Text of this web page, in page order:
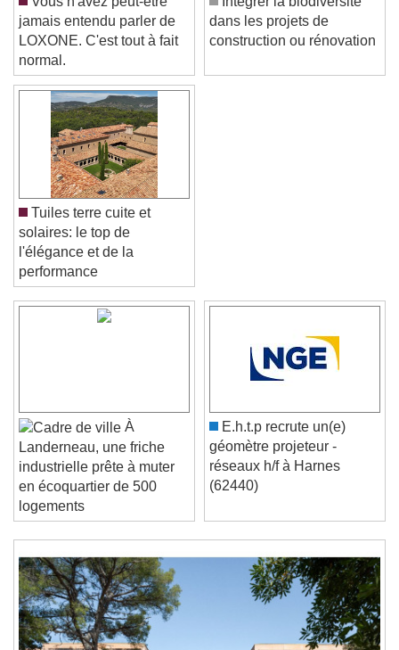
Unmute
Current Time
/
Duration-:-
Loaded :0%
Stream Type
Seek to live, currently behind liveLIVE
Remaining Time-0:00
1x
Playback Rate
Chapters
Chapters
Vous n'avez peut-être
jamais entendu parler de
LOXONE. C'est tout à fait
normal.
Intégrer la biodiversité
dans les projets de
Tuiles terre cuite et
solaires: le top de
l'élégance et de la
performance
À
Landerneau, une friche
industrielle prête à muter
en écoquartier de 500
logements
E.h.t.p recrute un(e)
géomètre projeteur -
réseaux h/f à Harnes